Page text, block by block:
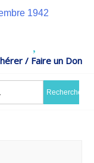
/ Faire un Don